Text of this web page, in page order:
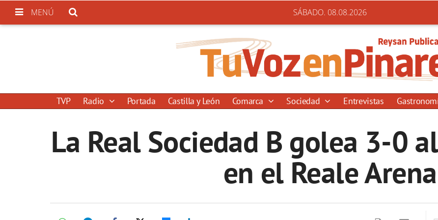
MENÚ SÁBADO. 08.08.2026
TVP Radio Portada Castilla y León Comarca Sociedad Entrevistas
La Real Sociedad B golea 3-0
en el Reale Arena